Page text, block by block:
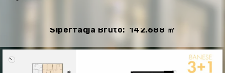
Sipërfaqja Bruto: 142.688 ㎡